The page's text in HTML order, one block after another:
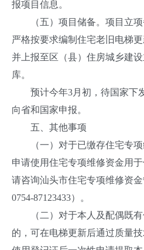
报项目信息。
（五）项目储备。项目立项
严格按要求编制住宅老旧电梯
并上报至区（县）住房城乡建
库。
预计今年3月初，待国家下
向省和国家申报。
五、其他事项
（一）对于已缴存住宅专项
申请使用住宅专项维修资金用
请咨询汕头市住宅专项维修资
0754-87123433）。
（二）对于本人及配偶既有
的，可在电梯更新后通过质量